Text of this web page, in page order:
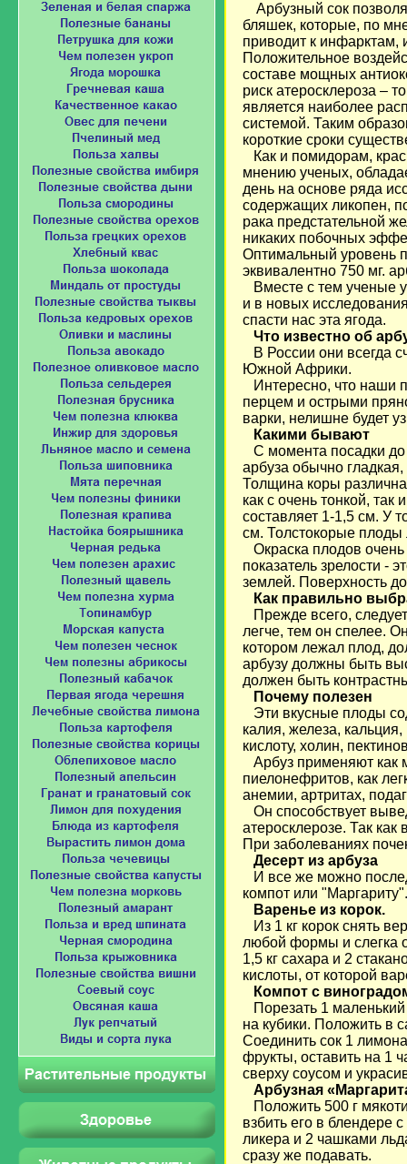
Арбузный сок
бляшек, которые, по
приводит к инфарктам,
Положительное
составе мощных
риск атеросклероза –
является наиболее
системой. Таким
короткие сроки
Как и помидорам,
мнению ученых,
день на основе ряда
содержащих ликопен,
рака предстательной
никаких побочных
Оптимальный уровень
эквивалентно 750 мг.
Вместе с тем ученые
и в новых
спасти нас эта ягода.
Что известно об
В России они всегда
Южной Африки.
Интересно, что наши
перцем и острыми
варки, нелишне будет
Какими бывают
С момента посадки
арбуза обычно
Толщина коры
как с очень тонкой,
составляет 1-1,5 см. У
см. Толстокорые плоды
Окраска плодов
показатель зрелости -
землей. Поверхность
Как правильно
Прежде всего,
легче, тем он спелее.
котором лежал плод,
арбузу должны быть
должен быть
Почему полезен
Эти вкусные плоды
калия, железа,
кислоту, холин,
Арбуз применяют как
пиелонефритов, как
анемии, артритах,
Он способствует
атеросклерозе. Так
При заболеваниях
Десерт из арбуза
И все же можно
компот или "Маргариту".
Варенье из корок.
Из 1 кг корок снять
любой формы и слегка
1,5 кг сахара и 2
кислоты, от которой
Компот с
Порезать 1 маленький
на кубики. Положить в
Соединить сок 1
фрукты, оставить на 1
сверху соусом и
Арбузная
Положить 500 г
взбить его в блендере
ликера и 2 чашками
сразу же подавать.